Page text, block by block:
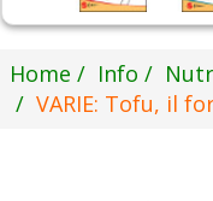
Home Info
VARIE: Tofu, il